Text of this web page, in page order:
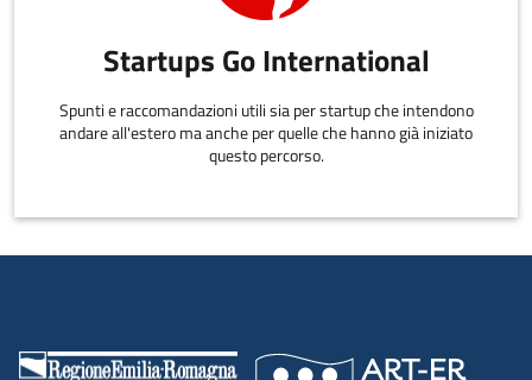
Startups Go International
Spunti e raccomandazioni utili sia per startup che intendono
andare all'estero ma anche per quelle che hanno già iniziato
questo percorso.